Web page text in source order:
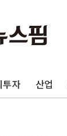
투자 산업
조한 실적 소
국방 "러, 우크